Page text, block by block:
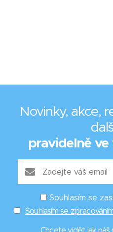
Novinky, akce,
pravidelně ve
Souhlasím se
Souhlasím se